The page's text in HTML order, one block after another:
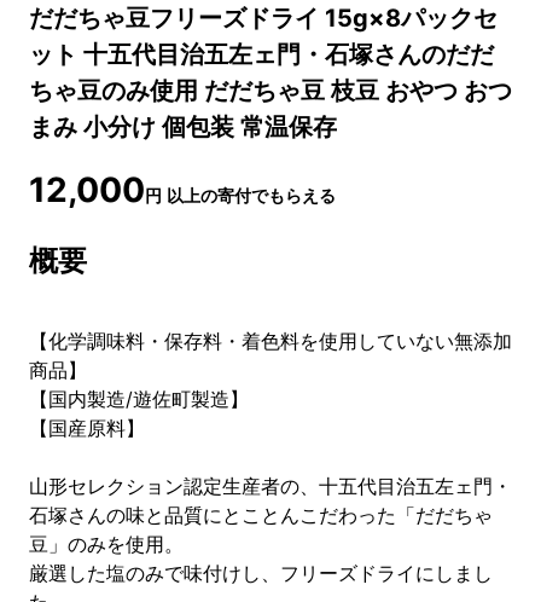
だだちゃ豆フリーズドライ 15g×8パックセ
ット 十五代目治五左ェ門・石塚さんのだだ
ちゃ豆のみ使用 だだちゃ豆 枝豆 おやつ おつ
まみ 小分け 個包装 常温保存
12,000円 以上の寄付でもらえる
概要
【化学調味料・保存料・着色料を使用していない無添加
商品】
【国内製造/遊佐町製造】
【国産原料】
山形セレクション認定生産者の、十五代目治五左ェ門・
石塚さんの味と品質にとことんこだわった「だだちゃ
豆」のみを使用。
厳選した塩のみで味付けし、フリーズドライにしまし